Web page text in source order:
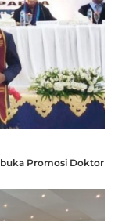
Promosi Doktor